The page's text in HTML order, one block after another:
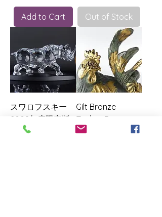
Add to Cart Out of Stock
スワロフスキー
2008年度限定版
The Rhinoceros
Gilt Bronze
Zodiac Rooster
Ornament by